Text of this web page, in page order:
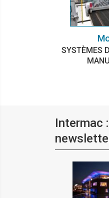
SYSTÈMES
Intermac